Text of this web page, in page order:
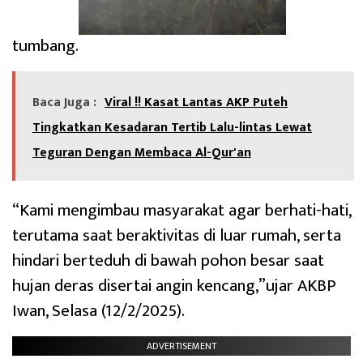
tumbang.
Baca Juga : Viral !! Kasat Lantas AKP Puteh
Tingkatkan Kesadaran Tertib Lalu-lintas Lewat
Teguran Dengan Membaca Al-Qur'an
“Kami mengimbau masyarakat agar berhati-hati,
terutama saat beraktivitas di luar rumah, serta
hindari berteduh di bawah pohon besar saat
hujan deras disertai angin kencang,”ujar AKBP
Iwan, Selasa (12/2/2025).
ADVERTISEMENT